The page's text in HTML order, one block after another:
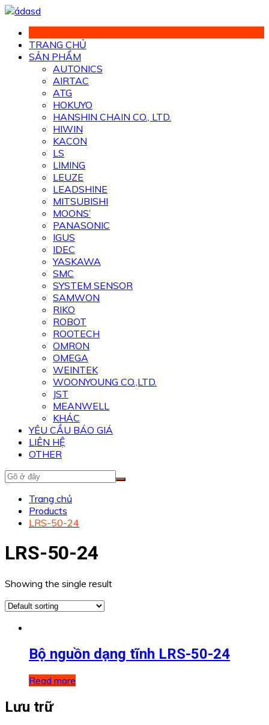
Chuyển
phần
dung
TRANG CHỦ
SẢN PHẨM
AUTONICS
AIRTAC
ATG
HOKUYO
HANSHIN CHAIN CO., LTD.
HIWIN
KACON
LS
LIMING
LEUZE
LEADSHINE
MITSUBISHI
MOONS’
PANASONIC
IGUS
IDEC
YASKAWA
SMC
SYSTEM SENSOR
SAMWON
RIKO
ROBOT
ROOTECH
OMRON
OMEGA
WEINTEK
WOONYOUNG CO.,LTD.
JST
MEANWELL
KHÁC
YÊU CẦU BÁO GIÁ
LIÊN HỆ
OTHER
Trang chủ
Products
LRS-50-24
LRS-50-24
Showing the single result
Bộ nguồn dạng tĩnh LRS-50-24
Read more
Lưu trữ